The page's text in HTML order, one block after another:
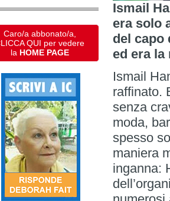
Caro/a abbonato/a,
QUI per vedere
la HOME PAGE
Ismail
era solo
del capo
ed era
Ismail
raffinato.
senza
moda,
spesso
maniera
inganna: